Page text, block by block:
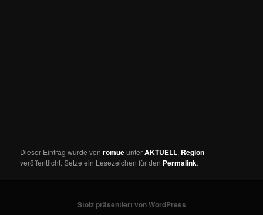
Dieser Eintrag wurde vonromueunterAKTUELL, Region
veröffentlicht. Setze ein Lesezeichen für den Permalink.
Stolz präsentiert von WordPress